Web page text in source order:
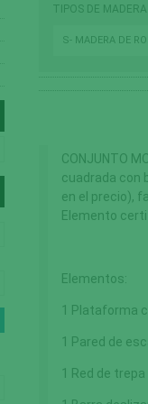
TIPOS DE MADERA
S- MADERA DE
CONJUNTO
cuadrada con
en el precio),
Elemento
Elementos:
1 Plataforma
1 Pared de
1 Red de